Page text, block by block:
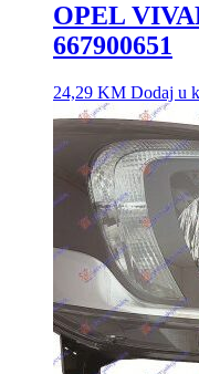
OPEL
667900651
24,29 KM Dodaj u